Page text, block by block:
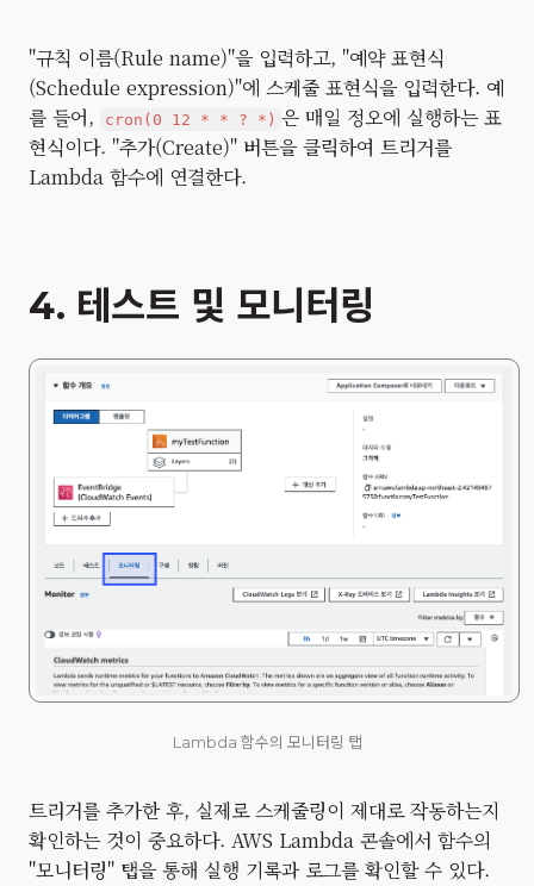
"규칙 이름(Rule name)"을 입력하고, "예약 표현식
(Schedule expression)"에 스케줄 표현식을 입력한다. 예
를 들어,
cron(0 12 * * ? *) 은 매일 정오에 실행하는 표
현식이다. "추가(Create)" 버튼을 클릭하여 트리거를
Lambda 함수에 연결한다.
4. 테스트 및 모니터링
Lambda 함수의 모니터링 탭
트리거를 추가한 후, 실제로 스케줄링이 제대로 작동하는지
확인하는 것이 중요하다. AWS Lambda 콘솔에서 함수의
"모니터링" 탭을 통해 실행 기록과 로그를 확인할 수 있다.